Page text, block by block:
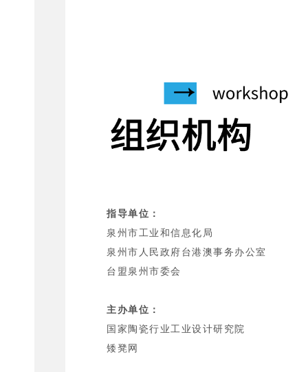
指导单位：
泉州市工业和信息化局
泉州市人民政府台港澳事务办公室
台盟泉州市委会
主办单位：
国家陶瓷行业工业设计研究院
矮凳网